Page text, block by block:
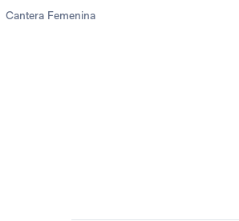
Cantera Femenina